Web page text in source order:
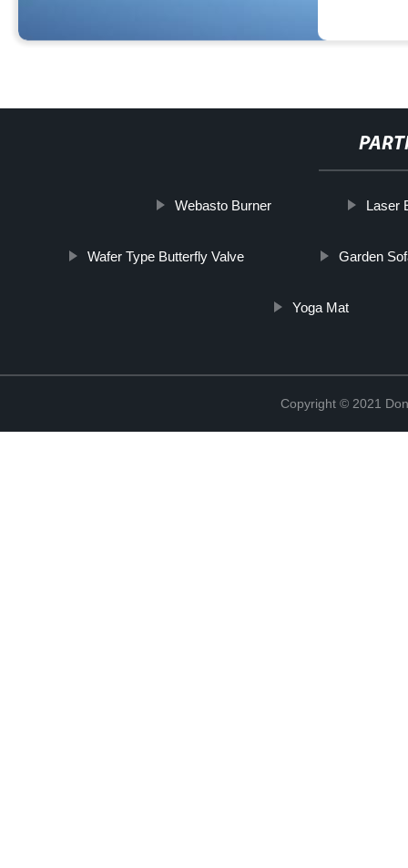
Webasto Burner Laser
Wafer Type Butterfly Valve Garden
Yoga Mat
Copyright © 2021